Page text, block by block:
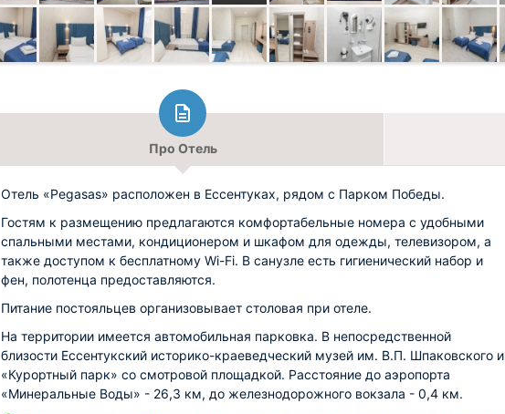
Про Отель
Отель «Pegasas» расположен в Ессентуках, рядом с Парком Победы.
Гостям к размещению предлагаются комфортабельные номера с удобными
спальными местами, кондиционером и шкафом для одежды, телевизором, а
также доступом к бесплатному Wi-Fi. В санузле есть гигиенический набор и
фен, полотенца предоставляются.
Питание постояльцев организовывает столовая при отеле.
На территории имеется автомобильная парковка. В непосредственной
близости Ессентукский историко-краеведческий музей им. В.П. Шпаковского и
«Курортный парк» со смотровой площадкой. Расстояние до аэропорта
«Минеральные Воды» - 26,3 км, до железнодорожного вокзала - 0,4 км.